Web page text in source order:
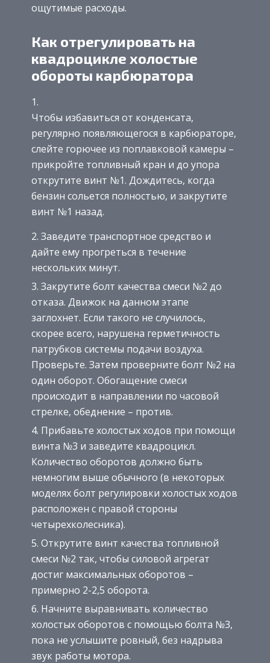
ощутимые расходы.
Как отрегулировать на
квадроцикле холостые
обороты карбюратора
Чтобы избавиться от конденсата,
регулярно появляющегося в карбюраторе,
слейте горючее из поплавковой камеры –
прикройте топливный кран и до упора
открутите винт №1. Дождитесь, когда
бензин сольется полностью, и закрутите
винт №1 назад.
Заведите транспортное средство и
дайте ему прогреться в течение
нескольких минут.
Закрутите болт качества смеси №2 до
отказа. Движок на данном этапе
заглохнет. Если такого не случилось,
скорее всего, нарушена герметичность
патрубков системы подачи воздуха.
Проверьте. Затем проверните болт №2 на
один оборот. Обогащение смеси
происходит в направлении по часовой
стрелке, обеднение – против.
Прибавьте холостых ходов при помощи
винта №3 и заведите квадроцикл.
Количество оборотов должно быть
немногим выше обычного (в некоторых
моделях болт регулировки холостых ходов
расположен с правой стороны
четырехколесника).
Открутите винт качества топливной
смеси №2 так, чтобы силовой агрегат
достиг максимальных оборотов –
примерно 2-2,5 оборота.
Начните выравнивать количество
холостых оборотов с помощью болта №3,
пока не услышите ровный, без надрыва
звук работы мотора.